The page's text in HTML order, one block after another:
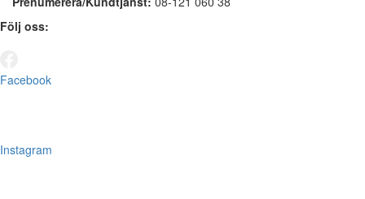
Följ oss:
Facebook
Instagram